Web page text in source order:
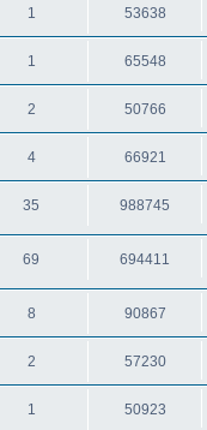
1 53638
1 65548
2 50766
4 66921
35 988745
69 694411
8 90867
2 57230
1 50923